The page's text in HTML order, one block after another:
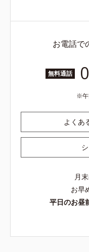
お電話で
無料通話
よくあ
月
お早
平日のお昼